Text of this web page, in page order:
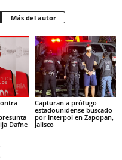
Más del autor
Dafne
Capturan a prófugo
estadounidense buscado
por Interpol en Zapopan,
Jalisco